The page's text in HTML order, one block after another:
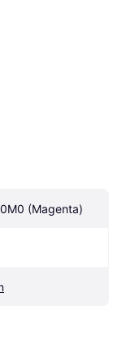
(Magenta)